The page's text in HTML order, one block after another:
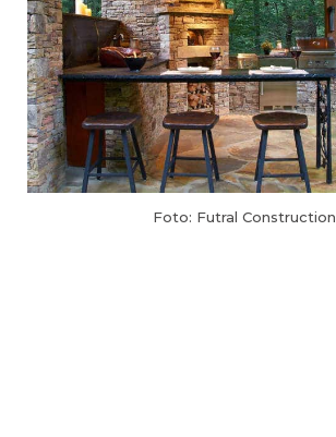
Foto: Futral Construction